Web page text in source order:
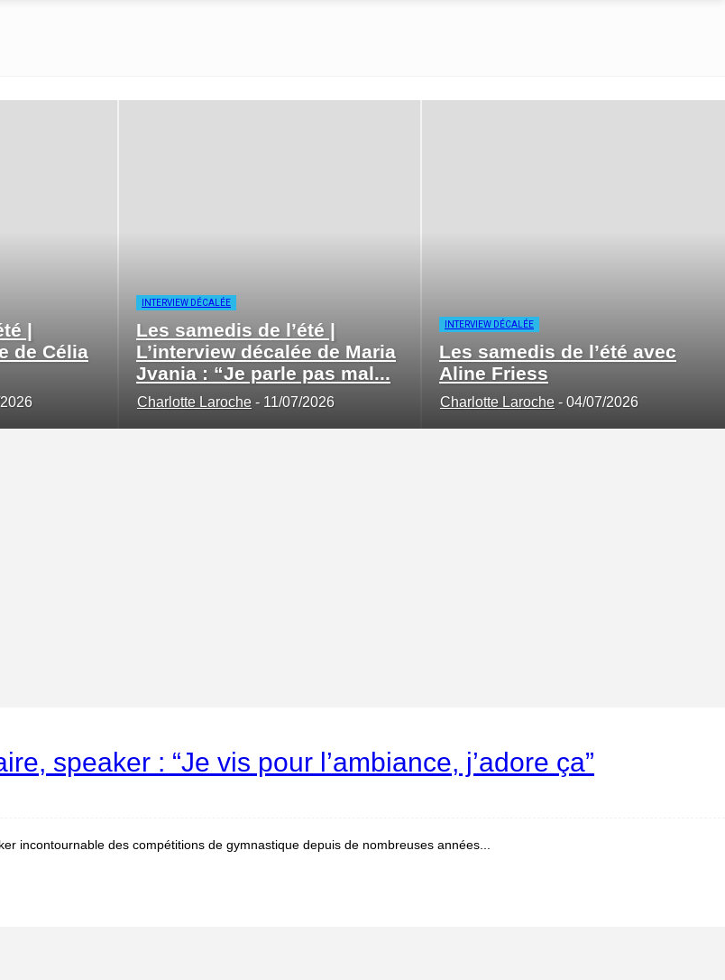
|
de Célia
INTERVIEW DÉCALÉE
Les samedis de l’été |
L’interview décalée de Maria
Jvania : “Je parle pas mal...
Charlotte Laroche - 11/07/2026
INTERVIEW DÉCALÉE
Les samedis de l’été avec
Aline Friess
Charlotte Laroche - 04/07/2026
speaker : “Je vis pour l’ambiance, j’adore ça”
incontournable des compétitions de gymnastique depuis de nombreuses années...